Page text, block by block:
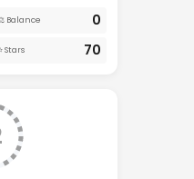
Balance 0
Stars 70